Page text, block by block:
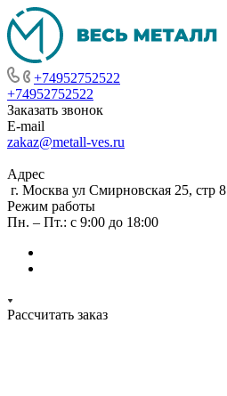
+74952752522
+74952752522
Заказать звонок
E-mail
zakaz@metall-ves.ru
Адрес
г. Москва ул Смирновская 25, стр 8
Режим работы
Пн. – Пт.: с 9:00 до 18:00
Рассчитать заказ